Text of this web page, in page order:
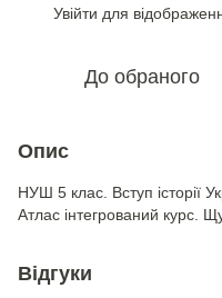
Увійти для
До обраного
Опис
НУШ 5 клас. Вступ історії
Атлас інтегрований курс.
Відгуки